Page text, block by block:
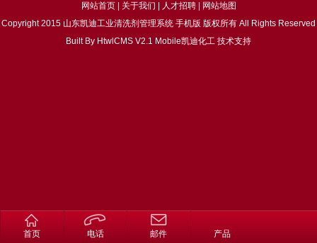
网站首页| 关于我们 人才招聘|
网站地图
Copyright 2015 山东凯迪工业清洗剂管理系统 手机版 版权所有 All Rights Reserved
Built By HtwlCMS V2.1 Mobile凯迪化工 技术支持
首页 电话 邮件 产品